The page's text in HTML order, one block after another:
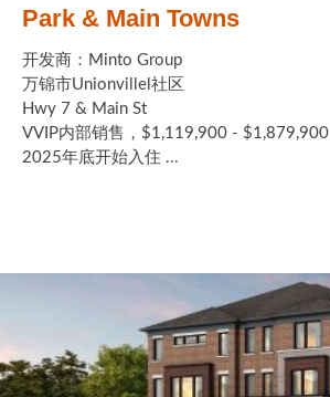
Park & Main Towns
开发商：Minto Group
万锦市Unionvillel社区
Hwy 7 & Main St
VVIP内部销售，$1,119,900 - $1,879,900
2025年底开始入住 ...